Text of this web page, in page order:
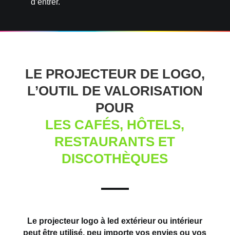
d’entrer.
LE PROJECTEUR DE LOGO,
L’OUTIL DE VALORISATION
POUR
LES CAFÉS, HÔTELS,
RESTAURANTS ET
DISCOTHÈQUES
Le projecteur logo à led extérieur ou intérieur
peut être utilisé, peu importe vos envies ou vos